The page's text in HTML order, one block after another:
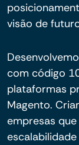
visão de
com código
plataformas
Magento.
empresas